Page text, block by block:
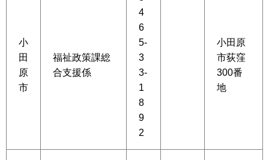
小
田
原
市
福祉政策課総
合支援係
4
6
5-
3
3-
1
8
9
2
小田原
市荻窪
300番
地